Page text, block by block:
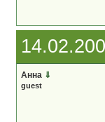
Анна ⇓
guest